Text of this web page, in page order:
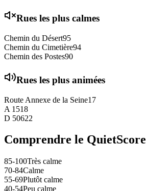
Rues les plus calmes
Chemin du Désert95
Chemin du Cimetière94
Chemin des Postes90
Rues les plus animées
Route Annexe de la Seine17
A 1518
D 50622
Comprendre le QuietScore
85-100Très calme
70-84Calme
55-69Plutôt calme
40-54Peu calme